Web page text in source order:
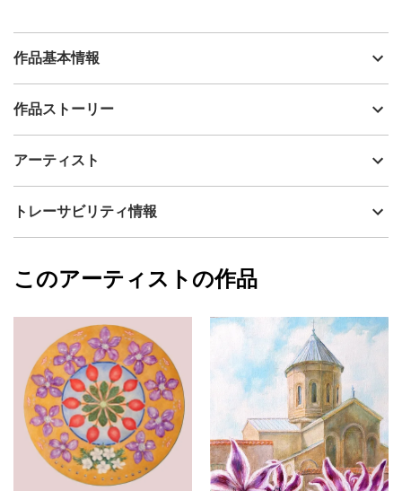
作品基本情報
出品者
制作年
油彩
カラー
その他カラー
ジャンル
風景画
配送目安
二週間以内
作品ストーリー
行き交う人々の影が伸び始めた頃、筋状の光が部屋の中に入って
赤い花びらも突き抜ける日の強さがまだ残る。
5cm〉
アーティスト
Kayoko Hiratsuka
フォローする
トレーサビリティ情報
Kayoko Hiratsuka
このアーティストの作品